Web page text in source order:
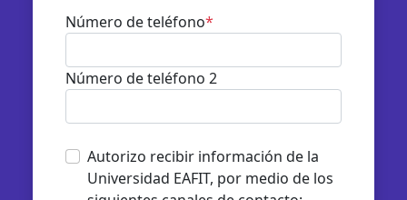
Número de teléfono*
Número de teléfono 2
Autorizo recibir información de la
Universidad EAFIT, por medio de los